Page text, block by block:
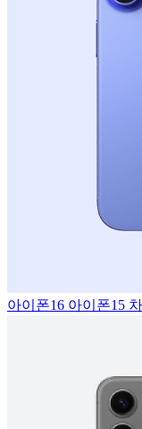
아이폰16 아이폰15